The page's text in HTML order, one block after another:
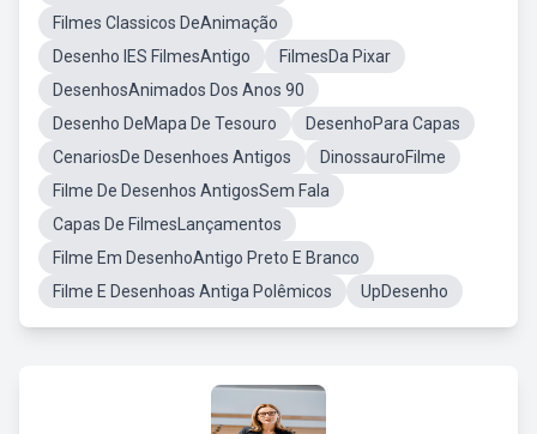
Filmes Classicos DeAnimação
Desenho IES FilmesAntigo
FilmesDa Pixar
DesenhosAnimados Dos Anos 90
Desenho DeMapa De Tesouro
DesenhoPara Capas
CenariosDe Desenhoes Antigos
DinossauroFilme
Filme De Desenhos AntigosSem Fala
Capas De FilmesLançamentos
Filme Em DesenhoAntigo Preto E Branco
Filme E Desenhoas Antiga Polêmicos
UpDesenho